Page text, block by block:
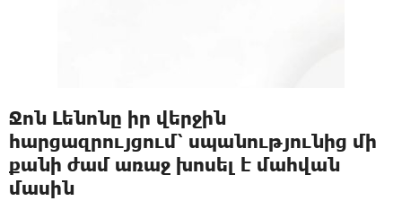
Ջոն Լենոնը իր վերջին
հարցազրույցում՝ սպանությունից մի
քանի ժամ առաջ խոսել է մահվան
մասին